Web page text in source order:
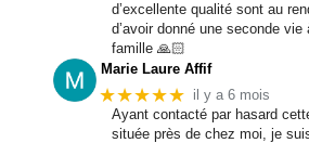
d’excellente qualité sont au
d’avoir donné une seconde
famille 🙏🏻
Marie Laure Affif
★★★★★ il y a 6 mois
Ayant contacté par hasard
située près de chez moi, je